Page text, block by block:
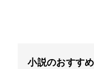
小説のおすす